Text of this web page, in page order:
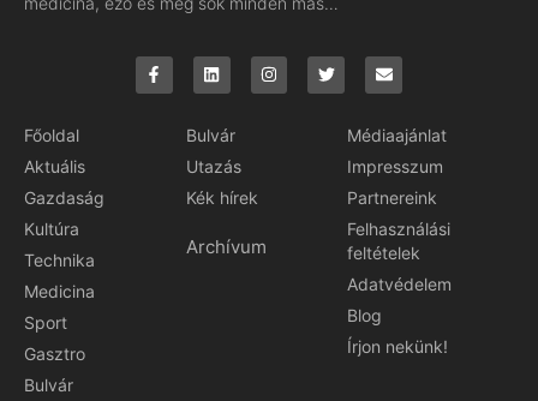
Főoldal
Aktuális
Gazdaság
Kultúra
Technika
Medicina
Sport
Gasztro
Bulvár
Bulvár
Utazás
Kék hírek
Archívum
Médiaajánlat
Impresszum
Partnereink
Felhasználási
feltételek
Adatvédelem
Blog
Írjon nekünk!